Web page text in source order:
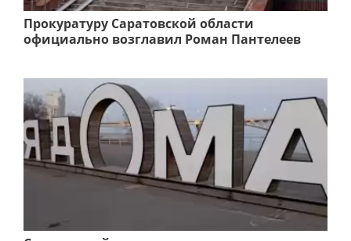
Прокуратуру Саратовской области
официально возглавил Роман Пантелеев